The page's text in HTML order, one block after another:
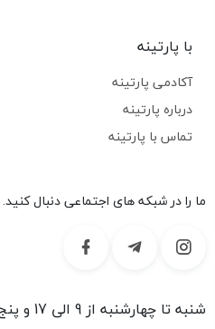
با پارتینه
آکادمی پارتینه
درباره پارتینه
تماس با پارتینه
ما را در شبکه های اجتماعی دنبال کنید.